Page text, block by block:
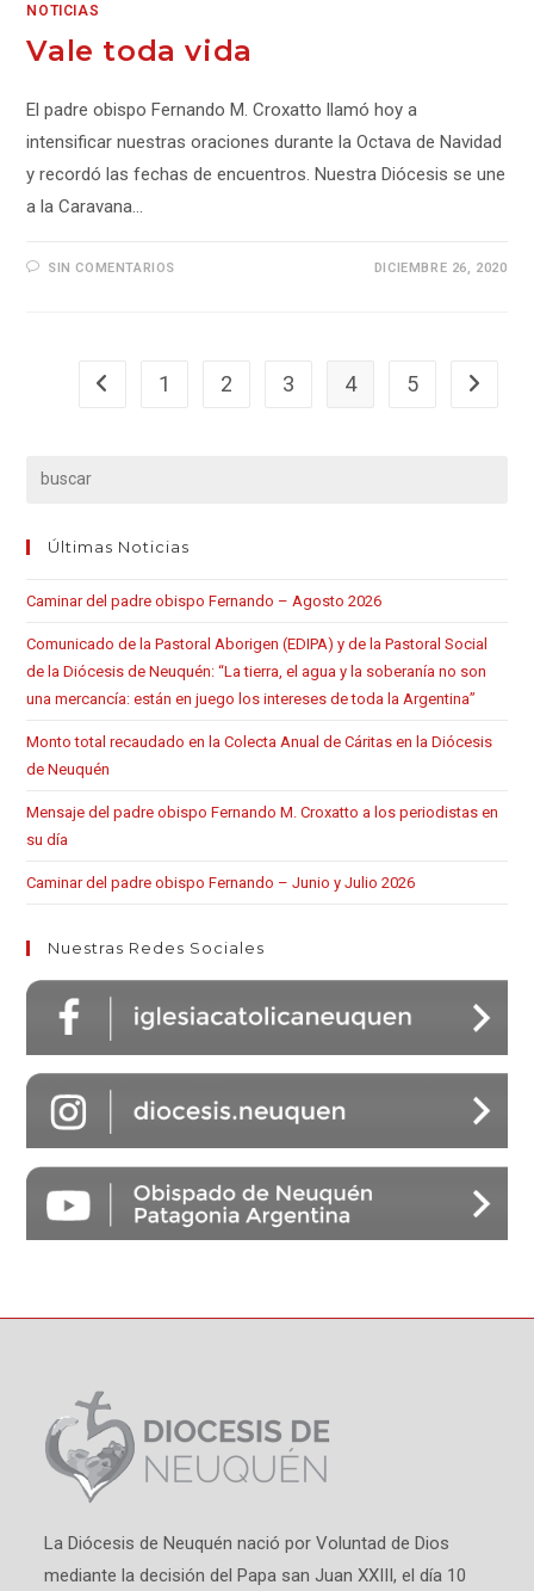
NOTICIAS
Vale toda vida
El padre obispo Fernando M. Croxatto llamó hoy a
intensificar nuestras oraciones durante la Octava de Navidad
y recordó las fechas de encuentros. Nuestra Diócesis se une
a la Caravana…
SIN COMENTARIOS DICIEMBRE 26, 2020
1 2 3 4 5
Últimas Noticias
Caminar del padre obispo Fernando – Agosto 2026
Comunicado de la Pastoral Aborigen (EDIPA) y de la Pastoral Social
de la Diócesis de Neuquén: “La tierra, el agua y la soberanía no son
una mercancía: están en juego los intereses de toda la Argentina”
Monto total recaudado en la Colecta Anual de Cáritas en la Diócesis
de Neuquén
Mensaje del padre obispo Fernando M. Croxatto a los periodistas en
su día
Caminar del padre obispo Fernando – Junio y Julio 2026
Nuestras Redes Sociales
La Diócesis de Neuquén nació por Voluntad de Dios
mediante la decisión del Papa san Juan XXIII, el día 10